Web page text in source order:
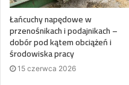
Łańcuchy napędowe w
przenośnikach i podajnikach –
dobór pod kątem obciążeń i
środowiska pracy
15 czerwca 2026